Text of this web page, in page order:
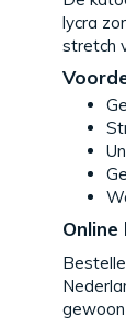
lycra
stretch
Online